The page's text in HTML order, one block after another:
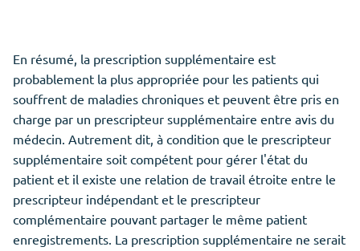
En résumé, la prescription supplémentaire est
probablement la plus appropriée pour les patients qui
souffrent de maladies chroniques et peuvent être pris en
charge par un prescripteur supplémentaire entre avis du
médecin. Autrement dit, à condition que le prescripteur
supplémentaire soit compétent pour gérer l'état du
patient et il existe une relation de travail étroite entre le
prescripteur indépendant et le prescripteur
complémentaire pouvant partager le même patient
enregistrements. La prescription supplémentaire ne serait